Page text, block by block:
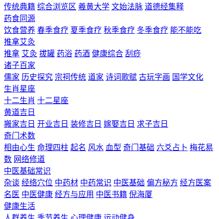
传统典籍 综合浏览区 羲黄大学 文始法脉 道德经集释
药食同源
饮食营养 春季食疗 夏季食疗 秋季食疗 冬季食疗 能不能吃
推拿艾灸
推拿 艾灸 拔罐 药浴 药酒 健康综合 刮痧
诸子百家
儒家 历史探究 宗祠传统 道家 诗词歌赋 古玩字画 国学文化
生肖星座
十二生肖 十二星座
黄道吉日
搬家吉日 开业吉日 装修吉日 嫁娶吉日 求子吉日
奇门术数
相由心生 命理四柱 起名 风水 血型 奇门基础 六爻占卜 梅花易
数 网络修道
中医基础常识
杂谈 经络穴位 中药材 中药常识 中医基础 偏方秘方 经方医案
名医 中医健康 经方与应用 中医书籍 倪海厦
健康生活